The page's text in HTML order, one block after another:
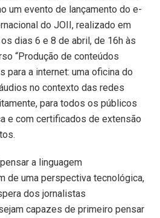
um evento de lançamento do e-
do JOII, realizado em
dias 6 e 8 de abril, de 16h às
“Produção de conteúdos
para a internet: uma oficina do
no contexto das redes
para todos os públicos
e com certificados de extensão
a linguagem
de uma perspectiva tecnológica,
dos jornalistas
capazes de primeiro pensar